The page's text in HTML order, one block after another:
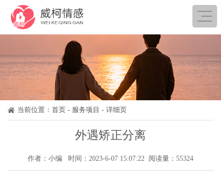
当前位置： 首页 - 服务项目 - 详细页
外遇矫正分离
作者：小编 时间：2023-6-07 15:07:22 阅读量：55324